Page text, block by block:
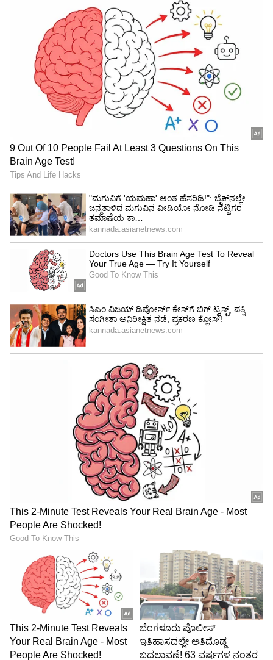
‘ಶಿಕ್ಷಣ ಮತ್ತು ಆಡಳಿತದಲ್ಲಿ ಕನ್ನಡ’ ಗೋಷ್ಠಿಯಲ್ಲಿ ‘ಶಿಕ್ಷಣ-
ಸ್ನಾತಕೋತ್ತರ’, ‘ಶಿಕ್ಷಣ-ಶಾಲಾ ಕಾಲೇಜು’, ‘ನ್ಯಾಯಾಂಗದಲ್ಲಿ
ಕನ್ನಡ ಆಡಳಿತ ಭಾಷೆ’ ವಿಷಯಗಳು ಮಂಡನೆಯಾಗಿದ್ದವು.
ಅಂದಿನ ಸಮ್ಮೇಳನದಲ್ಲಿ ನಡೆದ ಕವಿಗೋಷ್ಠಿಯಲ್ಲಿ ಕೆ ಎಸ್
ನಿಸಾರ್‌ಅಹಮದ್, ಬನ್ನಂಜೆ ಗೋವಿಂದಾಚಾರ್ಯ,
ದೊಡ್ಡರಂಗೇಗೌಡ, ಸುಜನಾ, ಎಸ್.ಆರ್ ಎಕ್ಕುಂಡಿ, ಜಯಂತ್
ಕಾಯ್ಕಿಣಿ ಅವರಂತಹ ಪ್ರಖ್ಯಾತರು ಭಾಗವಹಿಸಿದ್ದರು.
ನಲವತ್ತೆಂಟನೇ ಕನ್ನಡ ಸಾಹಿತ್ಯ ಸಮ್ಮೇಳನದ ನೆನಪಿನ
ಸಂಚಿಕೆಯಾಗಿ ‘ಇಕ್ಷು ಕಾವೇರಿ’ ಸ್ಮರಣ ಸಂಚಿಕೆಯನ್ನು ಬಿಡುಗಡೆ
ಮಾಡಲಾಗಿತ್ತು. ಕೆ.ಟಿ.ವೀರಪ್ಪ ಮತ್ತು ಸಿ.ಪಿ ಕೃಷ್ಣಕುಮಾರ್
ನೆನಪಿನ ಸಂಚಿಕೆಯ ಸಂಪಾದಕರಾಗಿದ್ದರು.
63ನೇ ಕನ್ನಡ ಸಾಹಿತ್ಯ ಸಮ್ಮೇಳನ
1994 ಫೆಬ್ರವರಿ 11, 12, 13ರಂದು ಮಂಡ್ಯದ ಸರ್
ಎಂ.ವಿಶ್ವೇಶ್ವರಯ್ಯ ಕ್ರೀಡಾಂಗಣದಲ್ಲಿ 63ನೇ ಅಖಿಲ ಭಾರತ
ಕನ್ನಡ ಸಾಹಿತ್ಯ ಸಮ್ಮೇಳನ ಆಯೋಜನೆಗೊಂಡಿತ್ತು. ಮಹಾಕವಿ
ಕುವೆಂಪು ಮಂಟಪದಲ್ಲಿ ನಡೆದ ಸಮ್ಮೇಳನದ ಸರ್ವಾಧ್ಯಕ್ಷರಾಗಿ
ಡಾ ಚದುರಂಗ ಆಯ್ಕೆಯಾಗಿದ್ದರು. ವೇದಿಕೆಗೆ ಕೆ ವಿ ಶಂಕರಗೌಡ,
ಹಾಗೂ ಮಹಾದ್ವಾರಕ್ಕೆ ಶ್ರೀಕಂಠೇಶ ಗೌಡರ ಹೆಸರಿಡಲಾಗಿತ್ತು.
ಉಳಿದ ದ್ವಾರಗಳಿಗೆ ಷಡಕ್ಷರಿ, ತ್ರಿವೇಣಿ, ಸಂಚಿ ಹೊನ್ನಮ್ಮ,
ಎಂ.ಆರ್.ಶ್ರೀ, ಬಿ ವೆಂಕಟಾಚಾರ್ಯ, ಹೆಚ್.ಕೆ ವೀರಣ್ಣಗೌಡರ
ಹೆಸರಿಡಲಾಗಿತ್ತು. ಆದಿಚುಂಚನಗಿರಿ ಮಹಾಸಂಸ್ಥಾನ ಮಠದ
ಪೀಠಾಧ್ಯಕ್ಷರಾಗಿದ್ದ ಡಾ.ಬಾಲಗಂಗಾಧರನಾಥ ಸ್ವಾಮೀಜಿ
ಧ್ವಜಾರೋಹಣ ನೆರವೇರಿಸಿದ್ದರು. ಕನ್ನಡ ಸಾಹಿತ್ಯ ಪರಿಷತ್ತಿನ
ಅಧ್ಯಕ್ಷರಾಗಿದ್ದ ಗೊ.ರು.ಚನ್ನಬಸಪ್ಪ ಪರಿಷತ್ ಧ್ವಜ
ಹಾರಿಸಿದ್ದರು. ಅಂದು ಸಮ್ಮೇಳನಾಧ್ಯಕ್ಷರ ಮೆರವಣಿಗೆ ನಂದಾ
ಚಿತ್ರಮಂದಿರದ ಮುಂಭಾಗದಿಂದ ಆರಂಭವಾಗಿ ವಿ.ವಿ.ರಸ್ತೆ,
ಕೆ.ಆರ್.ರಸ್ತೆ, ರಾಜೇಂದ್ರಪ್ರಸಾದ್ ರಸ್ತೆ ಮಾರ್ಗವಾಗಿ
ಸಮ್ಮೇಳನದ ಮಂಟಪವನ್ನು ಸೇರಿತ್ತು. ಸಮ್ಮೇಳನದ